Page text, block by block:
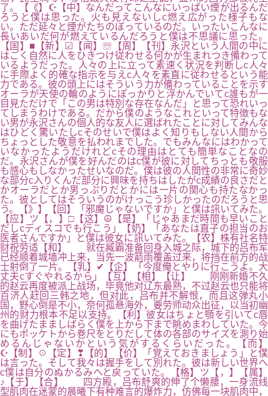
了。【《】☪【中】なんだってこんなにいっぱい煙が出るんだ
ろうと僕は思った。火も見えないしc燃え広がった様子もな
い。ただ延々と煙がたちのぼっているのだ。いったいこんなに
長いあいだ何が燃えているんだろうと僕は不思議に思った。
【国】■【新】☑【闻】☏【周】【刊】永沢という人間の中に
はごく自然に人をひきつけ従わせる何かが生まれつき備わって
いるようだった。人々の上に立って素速く状況を判断しc人々
に手際よく的確な指示を与えc人々を素直に従わせるという能
力である。彼の頭上にはそういう力が備わっていることを示す
オーラが天使の輪のようにぽっかりと浮かんでいてc誰もが一
目見ただけで「この男は特別な存在なんだ」と思って恐れいっ
てしまうわけである。だから僕のようなこれといって特徴もな
い男が永沢さんの個人的な友人に選ばれたことに対してみんな
はひどく驚いたしcそのせいで僕はよく知りもしない人間から
ちょっとした敬意を払われまでした。でもみんなにはわかって
いなかったようだけれどcその理由はとても簡単なことなの
だ。永沢さんが僕を好んだのはc僕が彼に対してちっとも敬服
も感心もしなかったせいなのだ。僕は彼の人間性の非常に奇妙
な部分c入りくんだ部分に興味を持ちはしたがc成績の良さだと
かオーラだとか男っぷりだとかには一片の関心も持たなかっ
た。彼としてはそういうのがけっこう珍しかったのだろうと思
う。【》】【回】「邪魔じゃないですか」と僕は訊いてみた。
【应】ツ【，】□【这】☮【是】「じゃあまだ時間も早いこと
だしcディスコでも行こう」【奶】「あなたは直子の担当のお
医者さんですか」と僕は彼女に訊いてみた。【农】株有社名特
财祝劳适【和】 就在臧霸准备回身入城之际，城下的吕布军
已经顺着城墙冲上来，当先一波箭雨覆盖过来，将挡在前方的战
士射倒了一片。【乳】✔【企】「今度俺とやりに行こうよ。大
丈夫cすぐやれるから」【互】【相】【让】 刚刚新婚不久
的赵云再度被派上战场，毕竟他对辽东最熟，不过赵云也只能将
百济人赶回三韩之地，但对此，吕布并不解恨，而且这弹丸小
国，野心倒是不小，奈何孤悬海外，要劳师动众出征，以当初幽
州的财力根本不足以支持。【利】彼女はちょと顎を引いてc唇
を曲げたまましばらく僕を上から下まで眺めまわしていた。今
にもポッケトから巻尺をとりだして体の各部のサイズを測り始
めるんじゃないかという気がするくらいだった。【而】
☪【制】☉【定】❣【的】【价】「覚えておきましょう」と僕
は言った。そして我々は握手をして別れた。彼は新しい世界へ
c僕は自分のぬかるみへと戻っていた。【格】ツ【，】【属】
♪【于】【合】 四方殿，吕布舒爽的伸了个懒腰，一身流线
型肌肉在迷蒙的晨曦下有种难言的爆炸力，仿佛每一块肌肉中，